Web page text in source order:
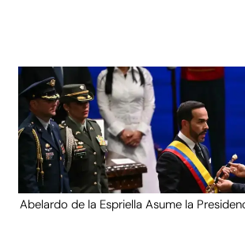
Abelardo de la Espriella Asume la